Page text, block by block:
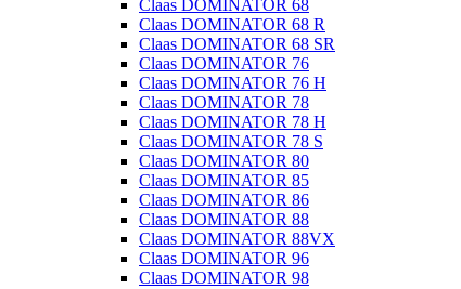
Claas DOMINATOR 68
Claas DOMINATOR 68 R
Claas DOMINATOR 68 SR
Claas DOMINATOR 76
Claas DOMINATOR 76 H
Claas DOMINATOR 78
Claas DOMINATOR 78 H
Claas DOMINATOR 78 S
Claas DOMINATOR 80
Claas DOMINATOR 85
Claas DOMINATOR 86
Claas DOMINATOR 88
Claas DOMINATOR 88VX
Claas DOMINATOR 96
Claas DOMINATOR 98